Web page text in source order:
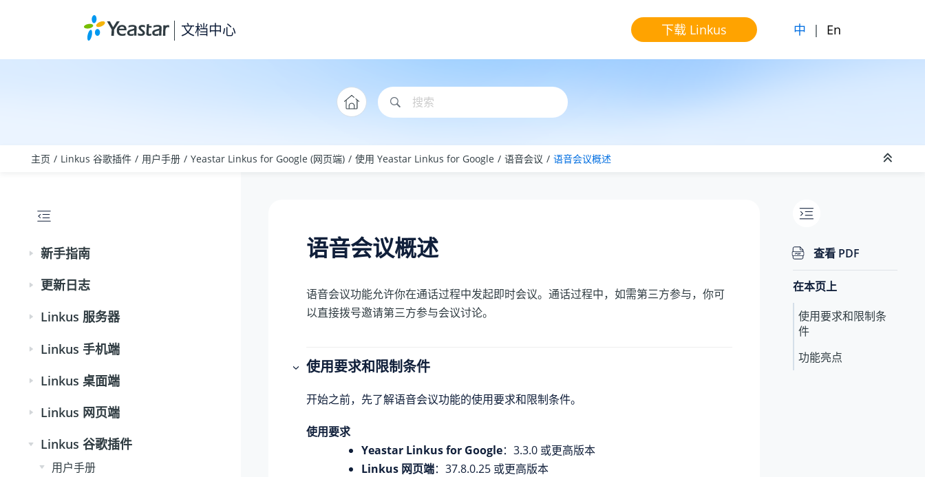
文档中心 下载 Linkus 中 | En
主页 Linkus 谷歌插件 用户手册 Yeastar Linkus for Google (网页端) 使用 Yeastar Linkus for Google 语音会议 语音会议概述
新手指南
更新日志
Linkus 服务器
Linkus 手机端
Linkus 桌面端
Linkus 网页端
Linkus 谷歌插件
用户手册
语音会议概述
语音会议功能允许你在通话过程中发起即时会议。通话过程中，如需第三方参与，你可
以直接拨号邀请第三方参与会议讨论。
使用要求和限制条件
开始之前，先了解语音会议功能的使用要求和限制条件。
使用要求
Yeastar Linkus for Google：3.3.0 或更高版本
Linkus 网页端： 37.8.0.25 或更高版本
查看 PDF
在本页上
使用要求和限制条
件
功能亮点